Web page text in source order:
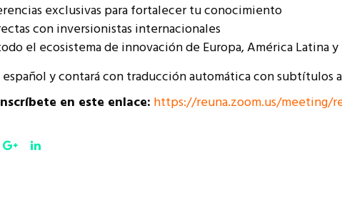
exclusivas para fortalecer tu conocimiento
con inversionistas internacionales
el ecosistema de innovación de Europa, América Latina
español y contará con traducción automática con subtítulos
en este enlace: https://reuna.zoom.us/meeting/